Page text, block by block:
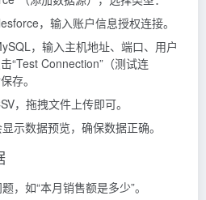
，输入账户信息授权连接。
，输入主机地址、端口、用户
“Test Connection”（测试连
存。
，拖拽文件上传即可。
示数据预览，确保数据正确。
，如“本月销售额是多少”。